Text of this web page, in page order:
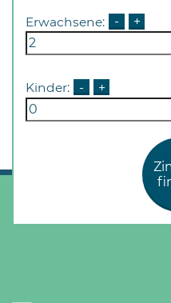
Öffnungszeiten
Vereinbarung.
Erwachsene: - +
Kinder: - +